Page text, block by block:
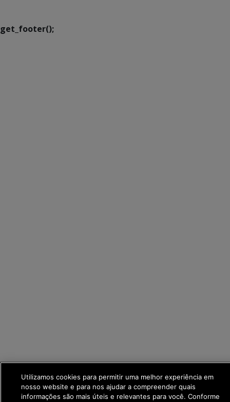
get_footer();
Utilizamos cookies para permitir uma melhor experiência em
nosso website e para nos ajudar a compreender quais
informações são mais úteis e relevantes para você. Conforme